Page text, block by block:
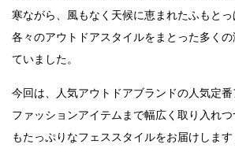
寒ながら、風もなく天候に恵まれたふもと
各々のアウトドアスタイルをまとった多く
ていました。
今回は、人気アウトドアブランドの人気定
ファッションアイテムまで幅広く取り入れ
もたっぷりなフェススタイルをお届けします